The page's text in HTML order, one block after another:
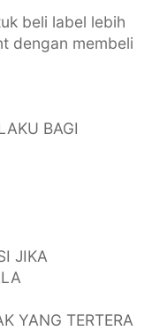
beli label lebih
dengan membeli
BAGI
JIKA
YANG TERTERA